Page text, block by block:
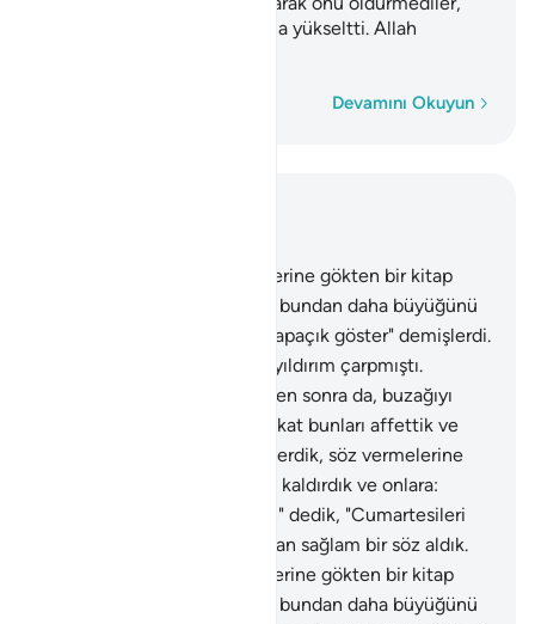
bilakis Allah onu kendi katına yükseltti. Allah
Devamını Okuyun
Kitap ehli, senin kendilerine gökten bir kitap
indirmeni isterler. Musa'dan bundan daha büyüğünü
istemişlerdi ve "Bize Allah'ı apaçık göster" demişlerdi.
Zulümlerinden ötürü onları yıldırım çarpmıştı.
Belgeler kendilerine geldikten sonra da, buzağıyı
tanrı olarak benimsediler, fakat bunları affettik ve
Musa'ya apaçık bir hüccet verdik, söz vermelerine
karşılık Tur dağını üzerlerine kaldırdık ve onlara:
"Kapıdan secde ederek girin" dedik, "Cumartesileri
aşırı gitmeyin" dedik, onlardan sağlam bir söz aldık.
Kitap ehli, senin kendilerine gökten bir kitap
indirmeni isterler. Musa'dan bundan daha büyüğünü